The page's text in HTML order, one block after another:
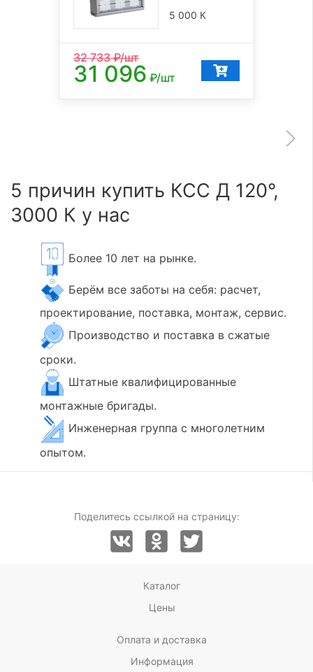
5 000 К
32 733₽/шт
31 096 ₽/шт
5 причин купить КСС Д 120°,
3000 К у нас
Более 10 лет на рынке.
Берём все заботы на себя: расчет,
проектирование, поставка, монтаж, сервис.
Производство и поставка в сжатые
сроки.
Штатные квалифицированные
монтажные бригады.
Инженерная группа с многолетним
опытом.
Поделитесь ссылкой на страницу:
Каталог
Цены
Оплата и доставка
Информация